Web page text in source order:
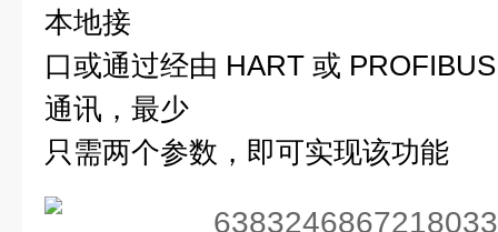
本地接
口或通过经由 HART 或
通讯，最少
只需两个参数，即可实现该功能